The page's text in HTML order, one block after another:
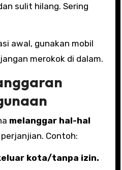
sulit hilang. Sering
awal, gunakan mobil
merokok di dalam.
melanggar hal-hal
Contoh:
keluar kota/tanpa izin.